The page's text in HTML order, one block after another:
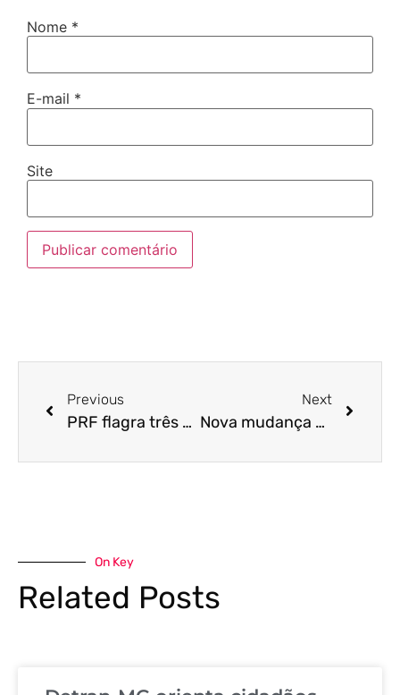
Nome *
E-mail *
Site
Previous
PRF flagra três casos de embriaguez ao volante em municípios maranhenses 51691 dirigir influencia alcool Art.165
Next
Nova mudança no trânsito: idosos e deficientes podem estacionar em vagas especiais sem credencial
On Key
Related Posts